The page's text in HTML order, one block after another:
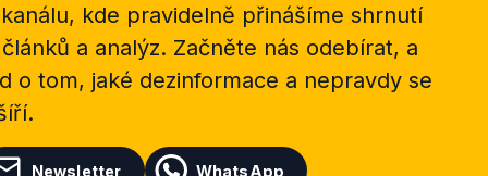
kde pravidelně přinášíme shrnutí
a analýz. Začněte nás odebírat, a
o tom, jaké dezinformace a nepravdy se
Newsletter WhatsApp